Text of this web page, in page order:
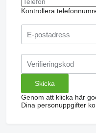
Kontrollera
Genom att klicka här
Dina personuppgifter